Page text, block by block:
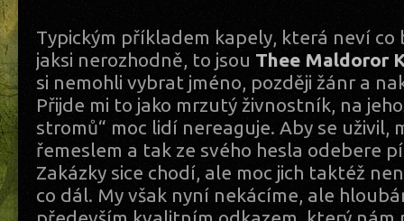
Typickým příkladem kapely, která neví co
jaksi nerozhodně, to jsou Thee Maldoror
si nemohli vybrat jméno, později žánr a
Přijde mi to jako mrzutý živnostník, na
stromů“ moc lidí nereaguje. Aby se uživil,
řemeslem a tak ze svého hesla odebere
Zakázky sice chodí, ale moc jich taktéž
co dál. My však nyní nekácíme, ale